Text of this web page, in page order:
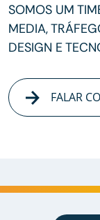
SOMOS UM
MEDIA,
DESIGN E
FALAR